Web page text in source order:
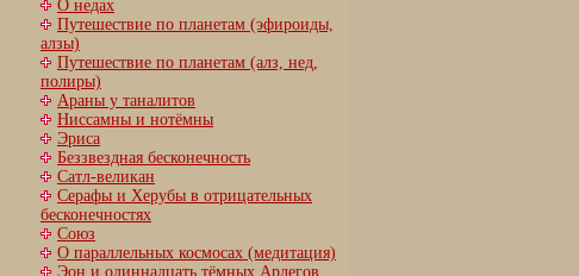
О недах
Путешествие по планетам (эфироиды,
алзы)
Путешествие по планетам (алз, нед,
полиры)
Араны у таналитов
Ниссамны и нотёмны
Эриса
Беззвездная бесконечность
Сатл-великан
Серафы и Херубы в отрицательных
бесконечностях
Союз
О параллельных космосах (медитация)
Эон и одиннадцать тёмных Арлегов